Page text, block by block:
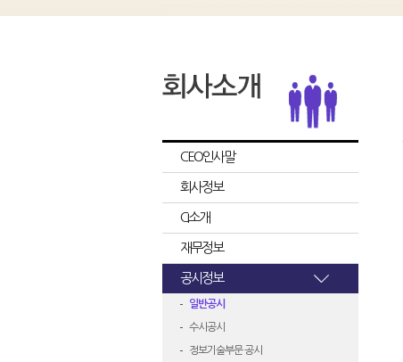
CEO인사말
회사정보
CI소개
재무정보
공시정보
일반공시
수시공시
정보기술부문 공시